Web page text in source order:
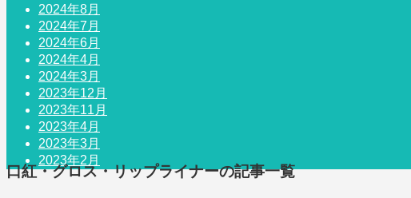
2024年8月
2024年7月
2024年6月
2024年4月
2024年3月
2023年12月
2023年11月
2023年4月
2023年3月
2023年2月
口紅・グロス・リップライナーの記事一覧